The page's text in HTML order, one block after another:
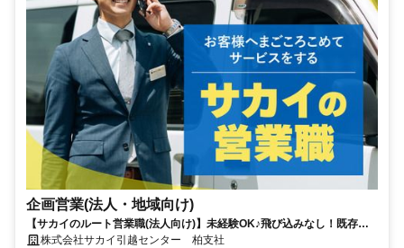
企画営業(法人・地域向け)
【サカイのルート営業職(法人向け)】未経験OK♪飛び込みなし！既存の
お客様とじっくり向き合う仕事◎
株式会社サカイ引越センター 柏支社